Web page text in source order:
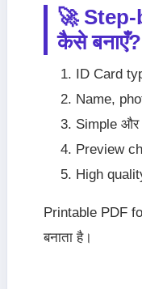
🚀
कैसे बनाएँ?
ID Card
Name,
Simple
Preview
High
Printable PDF
बनाता है।